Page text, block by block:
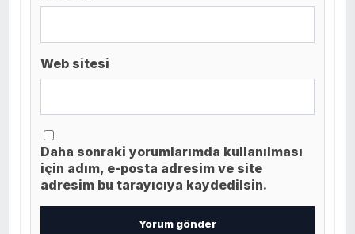
Web sitesi
Daha sonraki yorumlarımda kullanılması
için adım, e-posta adresim ve site
adresim bu tarayıcıya kaydedilsin.